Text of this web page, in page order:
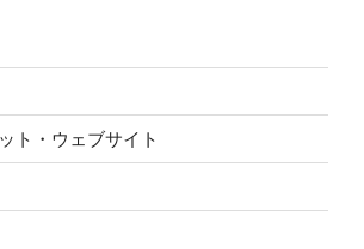
ト・ウェブサイト